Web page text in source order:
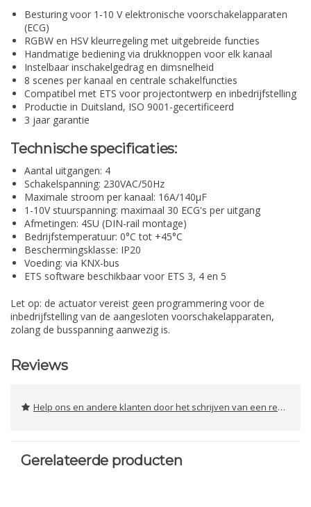
Besturing voor 1-10 V elektronische voorschakelapparaten
(ECG)
RGBW en HSV kleurregeling met uitgebreide functies
Handmatige bediening via drukknoppen voor elk kanaal
Instelbaar inschakelgedrag en dimsnelheid
8 scenes per kanaal en centrale schakelfuncties
Compatibel met ETS voor projectontwerp en inbedrijfstelling
Productie in Duitsland, ISO 9001-gecertificeerd
3 jaar garantie
Technische specificaties:
Aantal uitgangen: 4
Schakelspanning: 230VAC/50Hz
Maximale stroom per kanaal: 16A/140µF
1-10V stuurspanning: maximaal 30 ECG's per uitgang
Afmetingen: 4SU (DIN-rail montage)
Bedrijfstemperatuur: 0°C tot +45°C
Beschermingsklasse: IP20
Voeding: via KNX-bus
ETS software beschikbaar voor ETS 3, 4 en 5
Let op: de actuator vereist geen programmering voor de
inbedrijfstelling van de aangesloten voorschakelapparaten,
zolang de busspanning aanwezig is.
Reviews
Help ons en andere klanten door het schrijven van een review
Gerelateerde producten